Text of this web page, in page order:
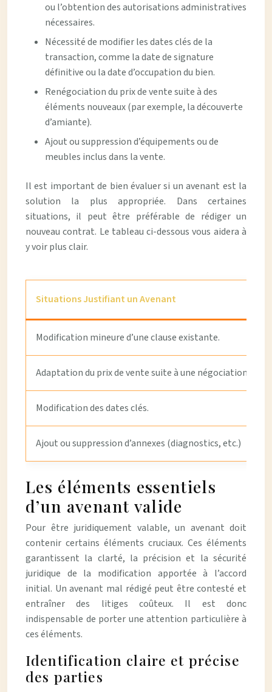
ou l’obtention des autorisations administratives
nécessaires.
Nécessité de modifier les dates clés de la
transaction, comme la date de signature
définitive ou la date d’occupation du bien.
Renégociation du prix de vente suite à des
éléments nouveaux (par exemple, la découverte
d’amiante).
Ajout ou suppression d’équipements ou de
meubles inclus dans la vente.
Il est important de bien évaluer si un avenant est la
solution la plus appropriée. Dans certaines
situations, il peut être préférable de rédiger un
nouveau contrat. Le tableau ci-dessous vous aidera à
y voir plus clair.
Situations Justifiant un Avenant
Modification mineure d’une clause existante.
Adaptation du prix de vente suite à une négociation.
Modification des dates clés.
Ajout ou suppression d’annexes (diagnostics, etc.)
Les éléments essentiels
d’un avenant valide
Pour être juridiquement valable, un avenant doit
contenir certains éléments cruciaux. Ces éléments
garantissent la clarté, la précision et la sécurité
juridique de la modification apportée à l’accord
initial. Un avenant mal rédigé peut être contesté et
entraîner des litiges coûteux. Il est donc
indispensable de porter une attention particulière à
ces éléments.
Identification claire et précise
des parties